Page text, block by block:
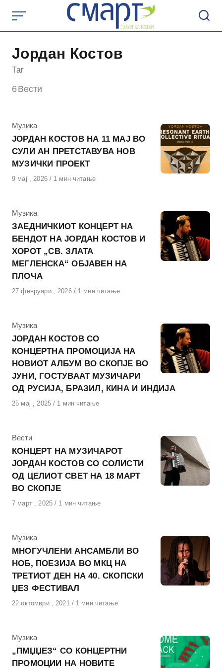
content
Јордан Костов
Таг
6Вести
КАтегорија
Музика
ЈОРДАН КОСТОВ НА 11 МАЈ ВО
СУЛИ АН ПРЕТСТАВУВА НОВ
МУЗИЧКИ ПРОЕКТ
Објавено
9 мај , 2026 1 мин читање
КАтегорија
Музика
ЗАЕДНИЧКИОТ КОНЦЕРТ НА
БЕНДОТ НА ЈОРДАН КОСТОВ И
ХОРОТ „СВ. ЗЛАТА
МЕГЛЕНСКА“ ОБЈАВЕН НА
ПЛОЧА
Објавено
27 февруари , 2026 1 мин читање
КАтегорија
Музика
ЈОРДАН КОСТОВ СО
КОНЦЕРТНА ПРОМОЦИЈА НА
НОВИОТ АЛБУМ ВО СКОПЈЕ ВО
ЈУНИ, ГОСТУВААТ МУЗИЧАРИ
ОД РУСИЈА, БРАЗИЛ, КИНА И ИНДИЈА
Објавено
25 мај , 2025 1 мин читање
КАтегорија
Вести
КОНЦЕРТ НА МУЗИЧАРОТ
ЈОРДАН КОСТОВ СО СОЛИСТИ
ОД ЦЕЛИОТ СВЕТ НА 18 МАРТ
ВО СКОПЈЕ
Објавено
7 март , 2025 1 мин читање
КАтегорија
Музика
МНОГУЧЛЕНИ АНСАМБЛИ ВО
НОБ, ПОЕЗИЈА ВО МКЦ НА
ТРЕТИОТ ДЕН НА 40. СКОПСКИ
ЏЕЗ ФЕСТИВАЛ
Објавено
22 октомври , 2021 1 мин читање
КАтегорија
Музика
„ПМЏЏЕЗ“ СО КОНЦЕРТНИ
ПРОМОЦИИ НА НОВИТЕ